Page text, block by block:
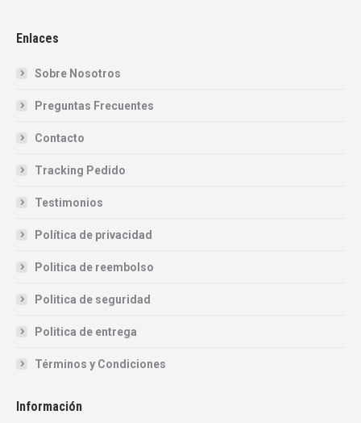
Enlaces
Sobre Nosotros
Preguntas Frecuentes
Contacto
Tracking Pedido
Testimonios
Política de privacidad
Politica de reembolso
Politica de seguridad
Politica de entrega
Términos y Condiciones
Información